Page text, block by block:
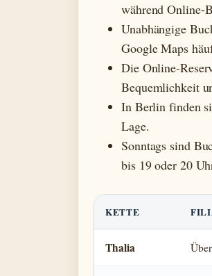
während Online-
Unabhängige
Google Maps
Die Online-
Bequemlichkeit
In Berlin finden
Lage.
Sonntags sind
bis 19 oder 20
KETTE
Thalia